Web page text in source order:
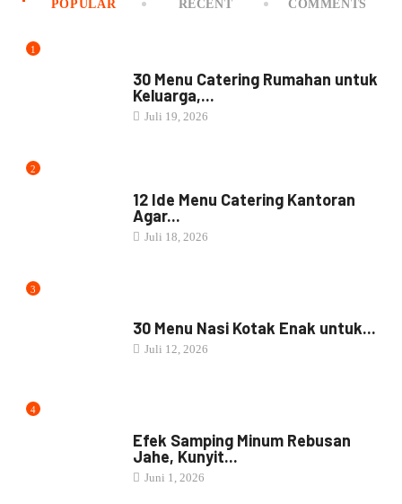
Mikhayla Catering
Corporate & Event Catering
dan kebutuhan harian.
RECENT
Keluarga,...
Juli 19, 2026
12 Ide Menu Catering Kantoran
Agar...
Juli 18, 2026